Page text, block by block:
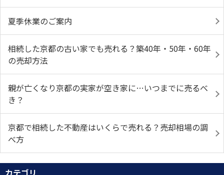
夏季休業のご案内
相続した京都の古い家でも売れる？築40年・50年・60年
の売却方法
親が亡くなり京都の実家が空き家に…いつまでに売るべ
き？
京都で相続した不動産はいくらで売れる？売却相場の調
べ方
カテゴリ